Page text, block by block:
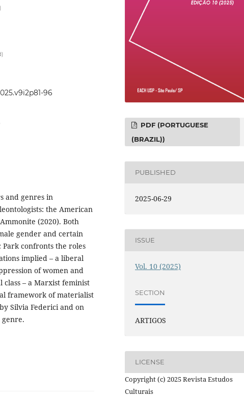
96
and genres in
the American
(2020). Both
gender and certain
Park confronts the roles
implied – a liberal
of women and
– a Marxist feminist
framework of materialist
Silvia Federici and on
PDF (PORTUGUESE
(BRAZIL))
PUBLISHED
2025-06-29
ISSUE
Vol. 10 (2025)
SECTION
ARTIGOS
LICENSE
Copyright (c) 2025 Revista Estudos
Culturais